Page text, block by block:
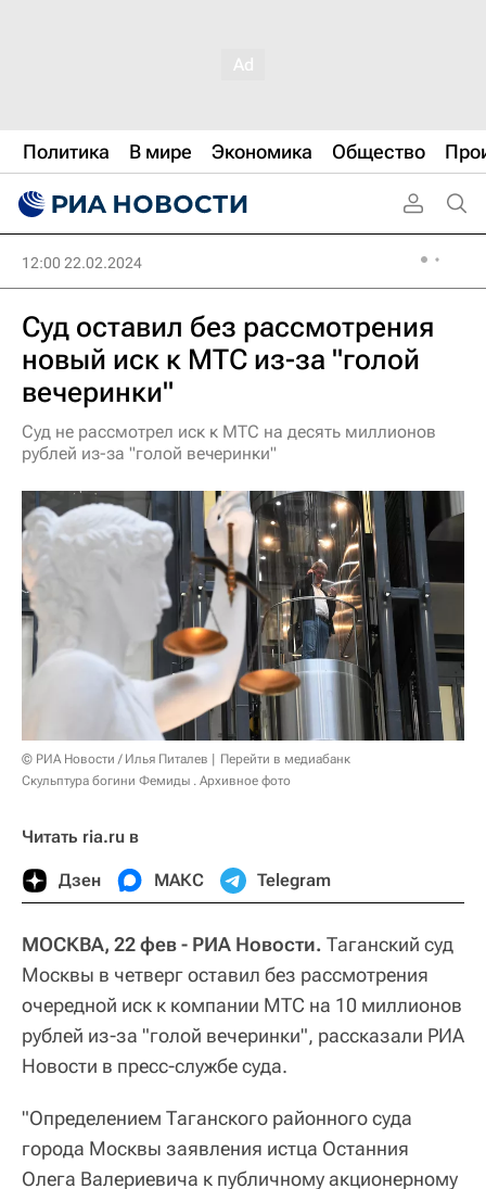
Политика В мире Экономика Общество
12:00 22.02.2024
Суд оставил без рассмотрения
новый иск к МТС из-за "голой
вечеринки"
Суд не рассмотрел иск к МТС на десять миллионов
рублей из-за "голой вечеринки"
© РИА Новости / Илья Питалев
Перейти в медиабанк
Скульптура богини Фемиды . Архивное фото
Читать ria.ru в
Дзен МАКС Telegram
МОСКВА, 22 фев - РИА Новости. Таганский суд
Москвы в четверг оставил без рассмотрения
очередной иск к компании МТС на 10 миллионов
рублей из-за "голой вечеринки", рассказали РИА
Новости в пресс-службе суда.
"Определением Таганского районного суда
города Москвы заявления истца Останния
Олега Валериевича к публичному акционерному